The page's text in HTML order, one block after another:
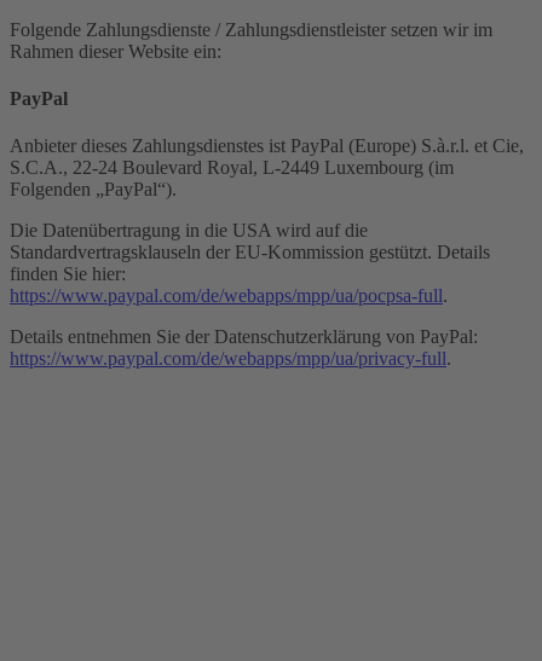
Folgende Zahlungsdienste / Zahlungsdienstleister setzen wir im
Rahmen dieser Website ein:
PayPal
Anbieter dieses Zahlungsdienstes ist PayPal (Europe) S.à.r.l. et Cie,
S.C.A., 22-24 Boulevard Royal, L-2449 Luxembourg (im
Folgenden „PayPal“).
Die Datenübertragung in die USA wird auf die
Standardvertragsklauseln der EU-Kommission gestützt. Details
finden Sie hier:
https://www.paypal.com/de/webapps/mpp/ua/pocpsa-full.
Details entnehmen Sie der Datenschutzerklärung von PayPal:
https://www.paypal.com/de/webapps/mpp/ua/privacy-full.